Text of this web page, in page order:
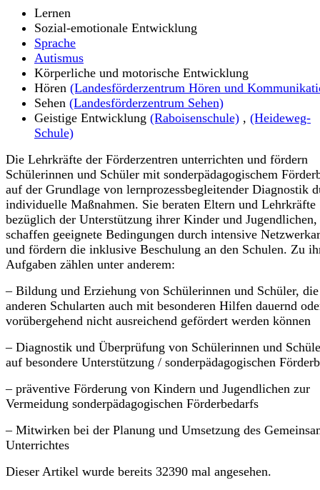
Lernen
Sozial-emotionale Entwicklung
Sprache
Autismus
Körperliche und motorische Entwicklung
Hören (Landesförderzentrum Hören und
Sehen (Landesförderzentrum Sehen)
Geistige Entwicklung (Raboisenschule) , (Heideweg-
Schule)
Die Lehrkräfte der Förderzentren unterrichten und fördern
Schülerinnen und Schüler mit sonderpädagogischem
auf der Grundlage von lernprozessbegleitender Diagnostik
individuelle Maßnahmen. Sie beraten Eltern und Lehrkräfte
bezüglich der Unterstützung ihrer Kinder und Jugendlichen,
schaffen geeignete Bedingungen durch intensive
und fördern die inklusive Beschulung an den Schulen. Zu
Aufgaben zählen unter anderem:
– Bildung und Erziehung von Schülerinnen und Schüler,
anderen Schularten auch mit besonderen Hilfen dauernd
vorübergehend nicht ausreichend gefördert werden können
– Diagnostik und Überprüfung von Schülerinnen und
auf besondere Unterstützung / sonderpädagogischen
– präventive Förderung von Kindern und Jugendlichen zur
Vermeidung sonderpädagogischen Förderbedarfs
– Mitwirken bei der Planung und Umsetzung des
Unterrichtes
Dieser Artikel wurde bereits 32390 mal angesehen.